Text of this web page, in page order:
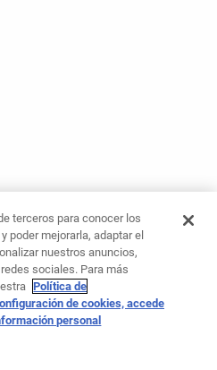
terceros para conocer los
poder mejorarla, adaptar el
nuestros anuncios,
sociales. Para más
Política de
de cookies, accede
personal